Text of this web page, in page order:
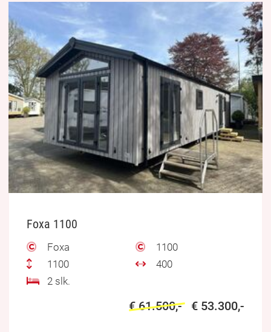
Foxa 1100
Foxa
1100
1100
400
2 slk.
€ 61.500,- € 53.300,-